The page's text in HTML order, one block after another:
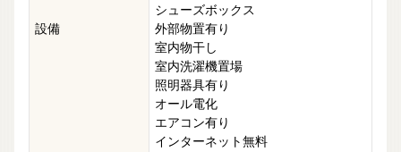
設備
シューズボックス
外部物置有り
室内物干し
室内洗濯機置場
照明器具有り
オール電化
エアコン有り
インターネット無料